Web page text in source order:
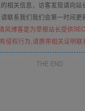
相关信息，访客发现请向站
联系我们我们会第一时间更
博客是为草根站长提供
侵权行为,请携带相关证明联
THE END